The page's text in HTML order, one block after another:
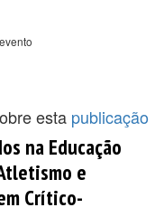
esta publicação
na Educação
e
Crítico-